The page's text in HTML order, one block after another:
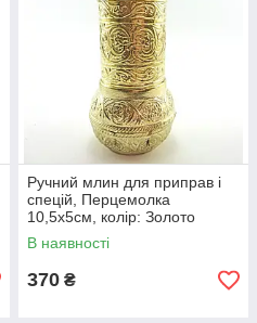
Ручний млин для приправ і
спецій, Перцемолка
10,5х5см, колір: Золото
В наявності
370 ₴